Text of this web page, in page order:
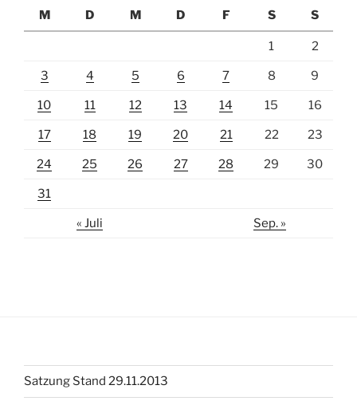
M
D M D F S S
1 2
3 4 5 6 7 8 9
10 11 12 13 14 15 16
17 18 19 20 21 22 23
24 25 26 27 28 29 30
31
« Juli Sep. »
Satzung Stand 29.11.2013